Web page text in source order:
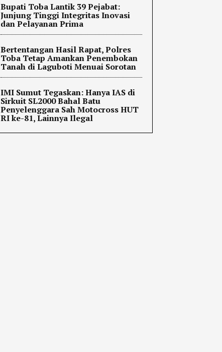
Bupati Toba Lantik 39 Pejabat:
Junjung Tinggi Integritas Inovasi
dan Pelayanan Prima
Bertentangan Hasil Rapat, Polres
Toba Tetap Amankan Penembokan
Tanah di Laguboti Menuai Sorotan
IMI Sumut Tegaskan: Hanya IAS di
Sirkuit SL2000 Bahal Batu
Penyelenggara Sah Motocross HUT
RI ke-81, Lainnya Ilegal